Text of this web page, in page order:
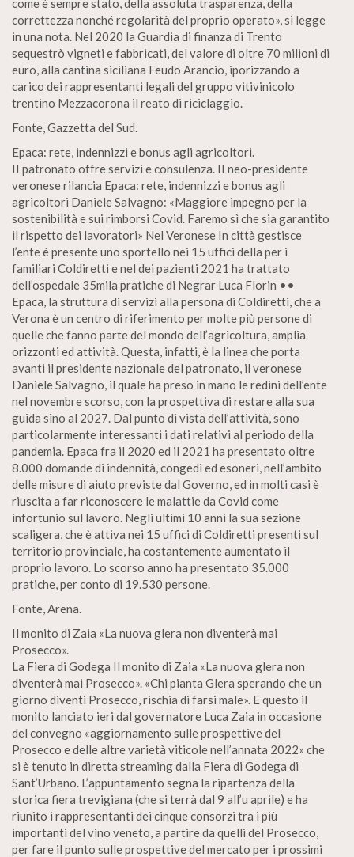
come è sempre stato, della assoluta trasparenza, della
correttezza nonché regolarità del proprio operato», si legge
in una nota. Nel 2020 la Guardia di finanza di Trento
sequestrò vigneti e fabbricati, del valore di oltre 70 milioni di
euro, alla cantina siciliana Feudo Arancio, iporizzando a
carico dei rappresentanti legali del gruppo vitivinicolo
trentino Mezzacorona il reato di riciclaggio.
Fonte, Gazzetta del Sud.
Epaca: rete, indennizzi e bonus agli agricoltori.
II patronato offre servizi e consulenza. II neo-presidente
veronese rilancia Epaca: rete, indennizzi e bonus agli
agricoltori Daniele Salvagno: «Maggiore impegno per la
sostenibilità e sui rimborsi Covid. Faremo sì che sia garantito
il rispetto dei lavoratori» Nel Veronese In città gestisce
l’ente è presente uno sportello nei 15 uffici della per i
familiari Coldiretti e nel dei pazienti 2021 ha trattato
dell’ospedale 35mila pratiche di Negrar Luca Florin ••
Epaca, la struttura di servizi alla persona di Coldiretti, che a
Verona è un centro di riferimento per molte più persone di
quelle che fanno parte del mondo dell’agricoltura, amplia
orizzonti ed attività. Questa, infatti, è la linea che porta
avanti il presidente nazionale del patronato, il veronese
Daniele Salvagno, il quale ha preso in mano le redini dell’ente
nel novembre scorso, con la prospettiva di restare alla sua
guida sino al 2027. Dal punto di vista dell’attività, sono
particolarmente interessanti i dati relativi al periodo della
pandemia. Epaca fra il 2020 ed il 2021 ha presentato oltre
8.000 domande di indennità, congedi ed esoneri, nell’ambito
delle misure di aiuto previste dal Governo, ed in molti casi è
riuscita a far riconoscere le malattie da Covid come
infortunio sul lavoro. Negli ultimi 10 anni la sua sezione
scaligera, che è attiva nei 15 uffici di Coldiretti presenti sul
territorio provinciale, ha costantemente aumentato il
proprio lavoro. Lo scorso anno ha presentato 35.000
pratiche, per conto di 19.530 persone.
Fonte, Arena.
Il monito di Zaia «La nuova glera non diventerà mai
Prosecco».
La Fiera di Godega Il monito di Zaia «La nuova glera non
diventerà mai Prosecco». «Chi pianta Glera sperando che un
giorno diventi Prosecco, rischia di farsi male». E questo il
monito lanciato ieri dal governatore Luca Zaia in occasione
del convegno «aggiornamento sulle prospettive del
Prosecco e delle altre varietà viticole nell’annata 2022» che
si è tenuto in diretta streaming dalla Fiera di Godega di
Sant’Urbano. L’appuntamento segna la ripartenza della
storica fiera trevigiana (che si terrà dal 9 all’u aprile) e ha
riunito i rappresentanti dei cinque consorzi tra i più
importanti del vino veneto, a partire da quelli del Prosecco,
per fare il punto sulle prospettive del mercato per i prossimi